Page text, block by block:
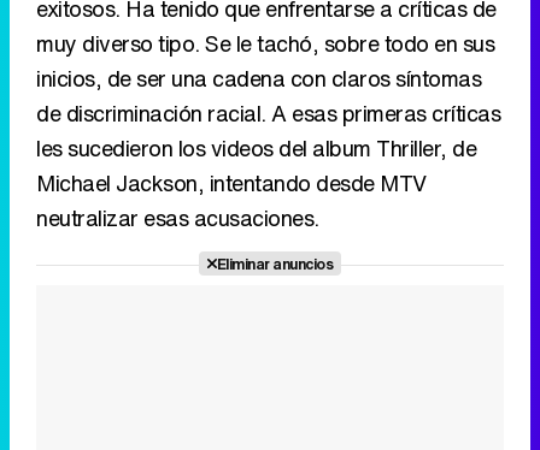
Michael Jackson, intentando desde MTV
neutralizar esas acusaciones.